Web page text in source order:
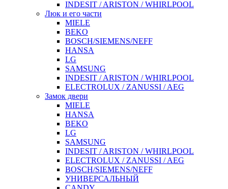
INDESIT / ARISTON / WHIRLPOOL
Люк и его части
MIELE
BEKO
BOSCH/SIEMENS/NEFF
HANSA
LG
SAMSUNG
INDESIT / ARISTON / WHIRLPOOL
ELECTROLUX / ZANUSSI / AEG
Замок двери
MIELE
HANSA
BEKO
LG
SAMSUNG
INDESIT / ARISTON / WHIRLPOOL
ELECTROLUX / ZANUSSI / AEG
BOSCH/SIEMENS/NEFF
УНИВЕРСАЛЬНЫЙ